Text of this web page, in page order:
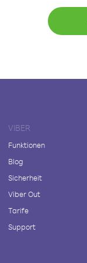
VIBER
Funktionen
Blog
Sicherheit
Viber Out
Tarife
Support